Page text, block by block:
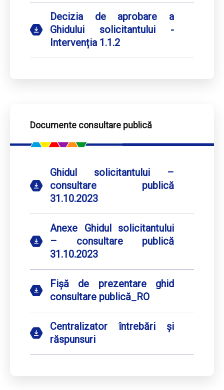
Decizia de aprobare a
Ghidului solicitantului -
Intervenția 1.1.2
Documente consultare publică
Ghidul solicitantului –
consultare publică
31.10.2023
Anexe Ghidul solicitantului
– consultare publică
31.10.2023
Fișă de prezentare ghid
consultare publică_RO
Centralizator întrebări și
răspunsuri